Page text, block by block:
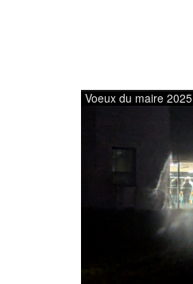
Voeux du maire 2025